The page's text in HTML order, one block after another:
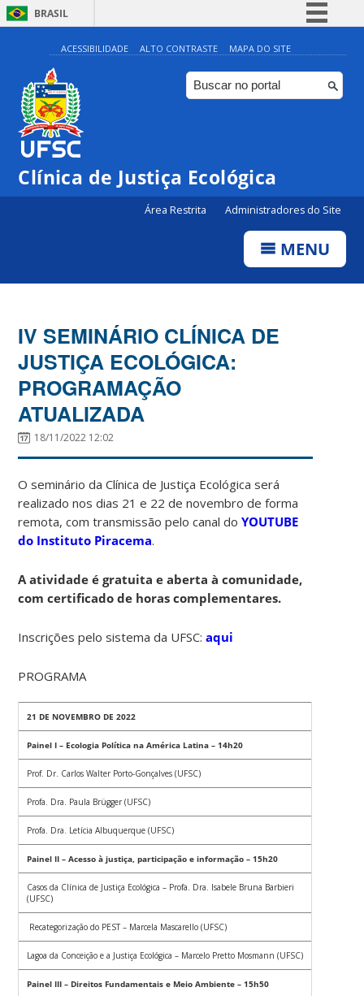
BRASIL
Simplifique!
Comunica BR
Participe
Canais
ACESSIBILIDADE ALTO CONTRASTE MAPA DO SITE
Clínica de Justiça Ecológica
Área Restrita Administradores do Site
MENU
IV SEMINÁRIO CLÍNICA DE
JUSTIÇA ECOLÓGICA:
PROGRAMAÇÃO
ATUALIZADA
18/11/2022 12:02
O seminário da Clínica de Justiça Ecológica será
realizado nos dias 21 e 22 de novembro de forma
remota, com transmissão pelo canal doYOUTUBE
do Instituto Piracema.
A atividade é gratuita e aberta à comunidade,
com certificado de horas complementares.
Inscrições pelo sistema da UFSC:aqui
PROGRAMA
21 DE NOVEMBRO DE 2022
Painel I – Ecologia Política na América Latina – 14h20
Prof. Dr. Carlos Walter Porto-Gonçalves (UFSC)
Profa. Dra. Paula Brügger (UFSC)
Profa. Dra. Letícia Albuquerque (UFSC)
Painel II – Acesso à justiça, participação e informação – 15h20
Casos da Clínica de Justiça Ecológica – Profa. Dra. Isabele Bruna Barbieri
(UFSC)
Recategorização do PEST – Marcela Mascarello (UFSC)
Lagoa da Conceição e a Justiça Ecológica – Marcelo Pretto Mosmann (UFSC)
Painel III – Direitos Fundamentais e Meio Ambiente – 15h50